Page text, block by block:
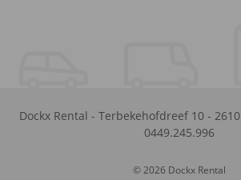
Dockx Rental - Terbekehofdreef 10 - 2610
0449.245.996
© 2026 Dockx Rental